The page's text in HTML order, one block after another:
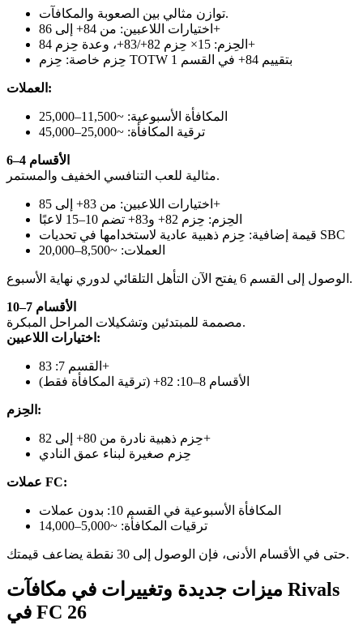
توازن مثالي بين الصعوبة والمكافآت.
اختيارات اللاعبين: من 84+ إلى 86+
الحِزم: 15× حِزم 82+/83+، وعدة حِزم 84+
حِزم خاصة: حِزم TOTW بتقييم 84+ في القسم 1
العملات:
المكافأة الأسبوعية: ~11,500–25,000
ترقية المكافأة: ~25,000–45,000
الأقسام 4–6
مثالية للعب التنافسي الخفيف والمستمر.
اختيارات اللاعبين: من 83+ إلى 85+
الحِزم: حِزم 82+ و83+ تضم 10–15 لاعبًا
قيمة إضافية: حِزم ذهبية عادية لاستخدامها في تحديات SBC
العملات: ~8,500–20,000
الوصول إلى القسم 6 يفتح الآن التأهل التلقائي لدوري نهاية الأسبوع.
الأقسام 7–10
مصممة للمبتدئين وتشكيلات المراحل المبكرة.
اختيارات اللاعبين:
القسم 7: 83+
الأقسام 8–10: 82+ (ترقية المكافأة فقط)
الحِزم:
حِزم ذهبية نادرة من 80+ إلى 82+
حِزم صغيرة لبناء عمق النادي
عملات FC:
المكافأة الأسبوعية في القسم 10: بدون عملات
ترقيات المكافأة: ~5,000–14,000
حتى في الأقسام الأدنى، فإن الوصول إلى 30 نقطة يضاعف قيمتك.
ميزات جديدة وتغييرات في مكافآت Rivals
في FC 26